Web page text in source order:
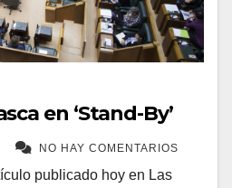
en ‘Stand-By’
NO HAY COMENTARIOS
publicado hoy en Las